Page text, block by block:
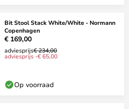
Bit Stool Stack White/White - Normann
Copenhagen
€ 169,00
adviesprijs€ 234,00
adviesprijs -€ 65,00
Op voorraad